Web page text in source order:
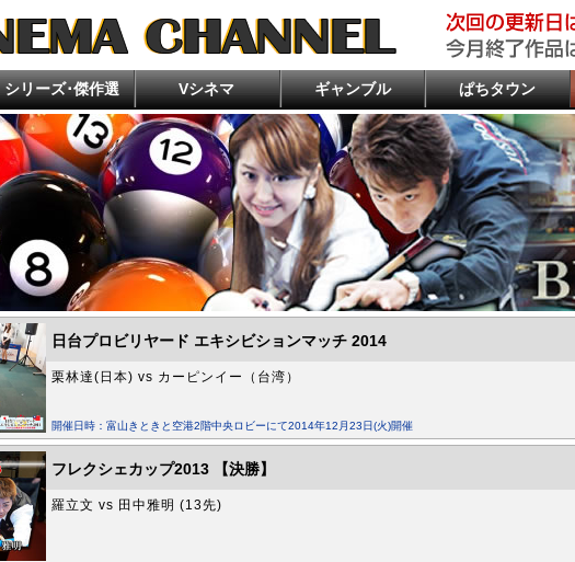
シリーズ･傑作選
ホラー・ゾンビ特集
エロキン エッチな企画を考えよう！エロ研究同好会
住倉カオスの怪談★語ルシス
ぶらり探訪 珍湯たび
超ムーの世界R
ほんとにあった！呪いのビデオ
Vシネマ
アクション・任侠・ドラマ
ギャンブル
女流麻雀 ～GEKOKUJYO～4
ぱちタウン
嵐の挑戦状
ポンコツ珍道中
パチンコ・パ
おめぇらなんか
パチスロ偏愛倶
南こうめのAじ
微女と野獣 も
ジェネレーション
絶対勝女良い台で酔いた
橘アンジュの円
プロスロの嘱託
じゃない方で悪
一番有名なあさく
いち花の大返済
イジラセ髭狩りを始め
世界イチ打ちたい
明日に向かって打
あの娘の財布で
チチチチ
DB FIVE
まりもと諸ゲンの
バリクズ漫遊記
松本バッチの成
日台プロビリヤード エキシビションマッチ 2014
栗林達(日本) vs カーピンイー（台湾）
開催日時：富山きときと空港2階中央ロビーにて2014年12月23日(火)開催
フレクシェカップ2013 【決勝】
羅立文 vs 田中雅明 (13先)